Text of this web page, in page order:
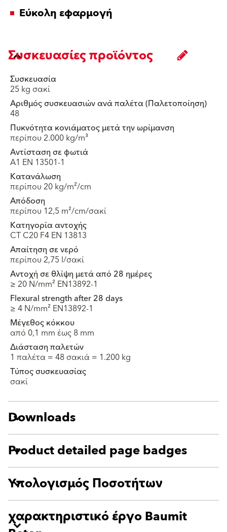
Εύκολη εφαρμογή
Συσκευασίες προϊόντος
Συσκευασία
25 kg σακί
Αριθμός συσκευασιών ανά παλέτα (Παλετοποίηση)
48
Πυκνότητα κονιάματος μετά την ωρίμανση
περίπου 2.000 kg/m³
Αντίσταση σε φωτιά
A1 EN 13501-1
Κατανάλωση
περίπου 20 kg/m²/cm
Απόδοση
περίπου 12,5 m²/cm/σακί
Κατηγορία αντοχής
CT C20 F4 EN 13813
Απαίτηση σε νερό
περίπου 2,75 l/σακί
Αντοχή σε θλίψη μετά από 28 ημέρες
≥ 20 N/mm² EN13892-1
Flexural strength after 28 days
≥ 4 N/mm² EN13892-1
Μέγεθος κόκκου
από 0,1 mm έως 8 mm
Διάσταση παλετών
1 παλέτα = 48 σακιά = 1.200 kg
Τύπος συσκευασίας
σακί
Downloads
Product detailed page badges
Υπολογισμός Ποσοτήτων
χαρακτηριστικό έργο Baumit